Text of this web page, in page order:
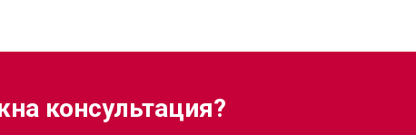
консультация?